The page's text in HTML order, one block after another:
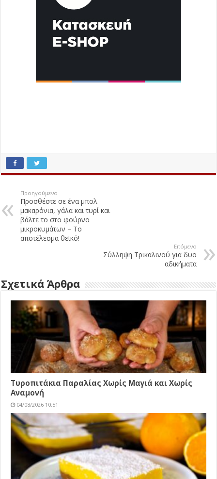
Προηγούμενο
Προσθέστε σε ένα μπολ
μακαρόνια, γάλα και τυρί και
βάλτε το στο φούρνο
μικροκυμάτων – Το
αποτέλεσμα θεϊκό!
Επόμενο
Σύλληψη Τρικαλινού για δυο
αδικήματα
Σχετικά Άρθρα
Τυροπιτάκια Παραλίας Χωρίς Μαγιά και Χωρίς
Αναμονή
04/08/2026 10:51